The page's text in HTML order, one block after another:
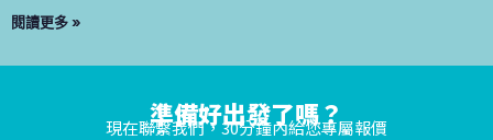
閱讀更多 »
準備好出發了嗎？
現在聯繫我們，30分鐘內給您專屬報價